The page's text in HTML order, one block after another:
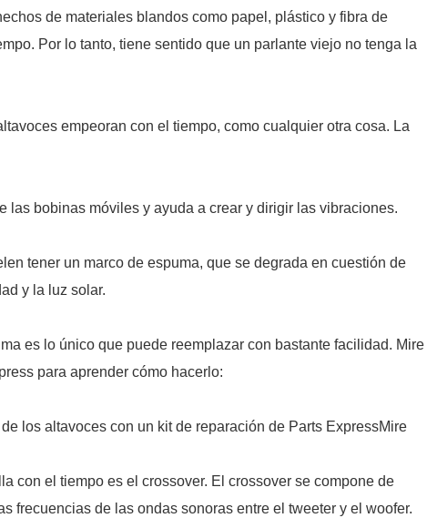
de materiales blandos como papel, plástico y fibra de
Por lo tanto, tiene sentido que un parlante viejo no tenga la
empeoran con el tiempo, como cualquier otra cosa. La
las bobinas móviles y ayuda a crear y dirigir las vibraciones.
tener un marco de espuma, que se degrada en cuestión de
y la luz solar.
es lo único que puede reemplazar con bastante facilidad. Mire
para aprender cómo hacerlo:
los altavoces con un kit de reparación de Parts ExpressMire
con el tiempo es el crossover. El crossover se compone de
frecuencias de las ondas sonoras entre el tweeter y el woofer.